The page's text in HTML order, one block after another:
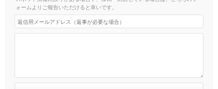
ォームよりご報告いただけると幸いです。